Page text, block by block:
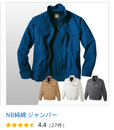
NB純綿 ジャンパー
4.4 （27件）